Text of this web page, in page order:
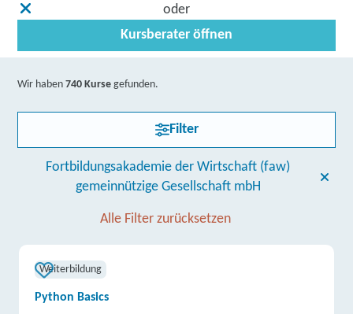
oder
Kursberater öffnen
Wir haben740 Kurse gefunden.
Filter
Fortbildungsakademie der Wirtschaft (faw)
gemeinnützige Gesellschaft mbH
Alle Filter zurücksetzen
Weiterbildung
Python Basics